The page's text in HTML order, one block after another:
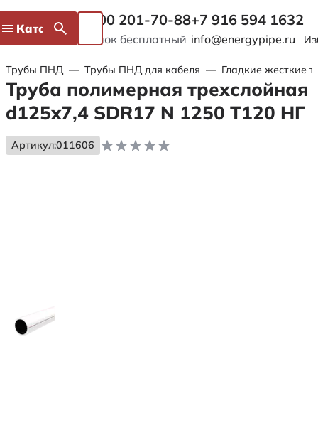
Каталог 8 800 201-70-88
Звонок бесплатный
+7 916 594 1632
info@energypipe.ru
Трубы ПНД — Трубы ПНД для кабеля — Гладкие жесткие
Труба полимерная трехслойная
d125x7,4 SDR17 N 1250 Т120 НГ
Артикул:011606